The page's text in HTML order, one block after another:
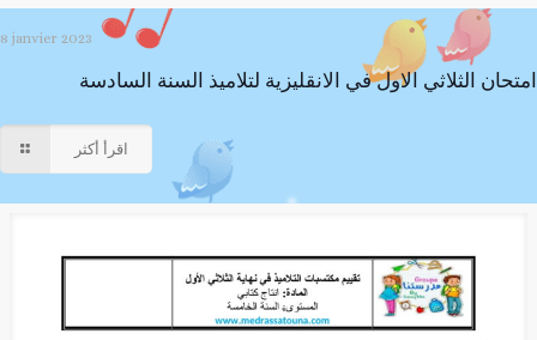
8 janvier 2023
امتحان الثلاثي الاول في الانقليزية لتلاميذ السنة السادسة
اقرأ أكثر